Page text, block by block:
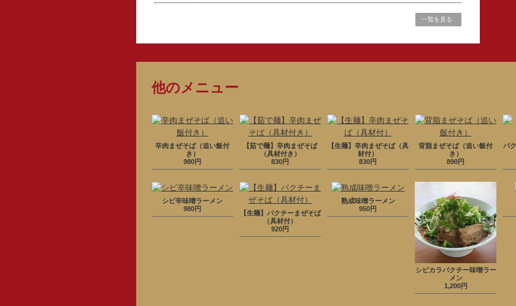
一覧を見る
他のメニュー
辛肉まぜそば（追い飯付
き）
980円
【茹で麺】辛肉まぜそば
（具材付き）
830円
【生麺】辛肉まぜそば（具
材付）
830円
背脂まぜそば（追い飯付
き）
890円
パ
シビ辛味噌ラーメン
980円
【生麺】パクチーまぜそば
（具材付）
920円
熟成味噌ラーメン
950円
シビカラパクチー味噌ラー
メン
1,200円